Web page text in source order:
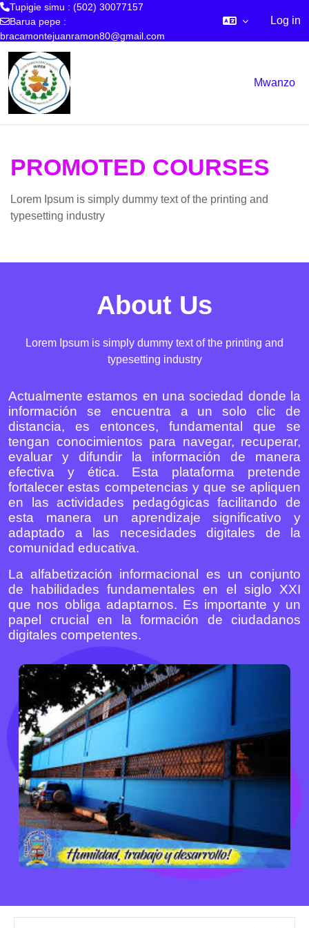
Tupigie simu : (502) 30077157
Barua pepe :
bracamontejuanramon80@gmail.com
Log in
Mwanzo
PROMOTED COURSES
Lorem Ipsum is simply dummy text of the printing and
typesetting industry
About Us
Lorem Ipsum is simply dummy text of the printing and
typesetting industry
Actualmente estamos en una sociedad donde la
información se encuentra a un solo clic de
distancia, es entonces, fundamental que se
tengan conocimientos para navegar, recuperar,
evaluar y difundir la información de manera
efectiva y ética. Esta plataforma pretende
fortalecer estas competencias y que se apliquen
en las actividades pedagógicas facilitando de
esta manera un aprendizaje significativo y
adaptado a las necesidades digitales de la
comunidad educativa.
La alfabetización informacional es un conjunto
de habilidades fundamentales en el siglo XXI
que nos obliga adaptarnos. Es importante y un
papel crucial en la formación de ciudadanos
digitales competentes.